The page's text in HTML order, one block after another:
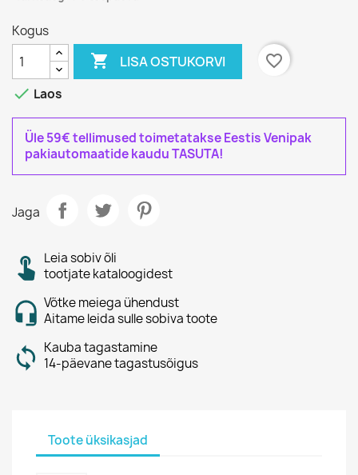
Kogus
 LISA OSTUKORVI
favorite_border
 Laos
Üle 59€ tellimused toimetatakse Eestis Venipak
pakiautomaatide kaudu TASUTA!
Jaga
Leia sobiv õli
tootjate kataloogidest
Võtke meiega ühendust
Aitame leida sulle sobiva toote
Kauba tagastamine
14-päevane tagastusõigus
Toote üksikasjad